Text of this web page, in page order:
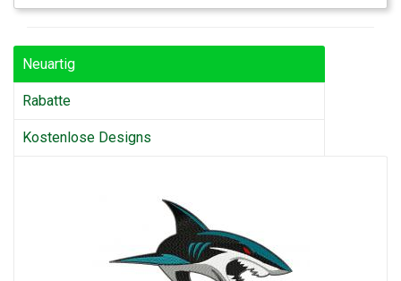
Neuartig
Rabatte
Kostenlose Designs